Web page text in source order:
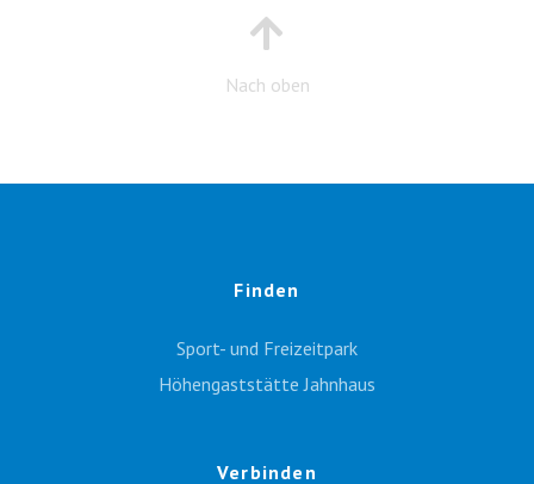
Nach oben
Finden
Sport- und Freizeitpark
Höhengaststätte Jahnhaus
Verbinden